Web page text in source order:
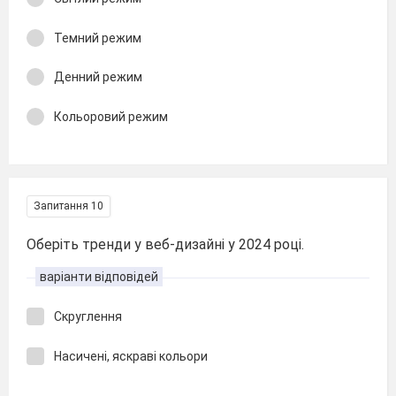
Темний режим
Денний режим
Кольоровий режим
Запитання 10
Оберіть тренди у веб-дизайні у 2024 році.
варіанти відповідей
Скруглення
Насичені, яскраві кольори